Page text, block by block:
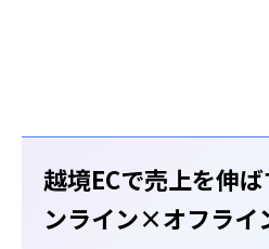
越境ECで売上を伸
ンライン×オフライ